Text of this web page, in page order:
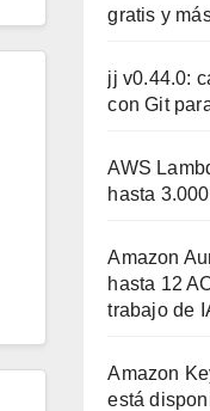
gratis y
jj v0.44.0:
con Git
AWS
hasta
Amazon
hasta 12
trabajo de
Amazon
está